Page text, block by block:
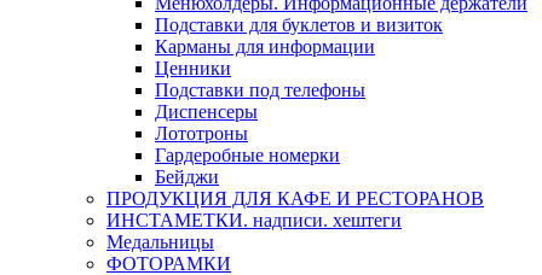
Подставки для буклетов и визиток
Карманы для информации
Ценники
Подставки под телефоны
Диспенсеры
Лототроны
Гардеробные номерки
Бейджи
ПРОДУКЦИЯ ДЛЯ КАФЕ И РЕСТОРАНОВ
ИНСТАМЕТКИ. надписи. хештеги
Медальницы
ФОТОРАМКИ